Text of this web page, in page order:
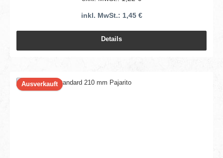
inkl. MwSt.: 1,45 €
Details
Ausverkauft